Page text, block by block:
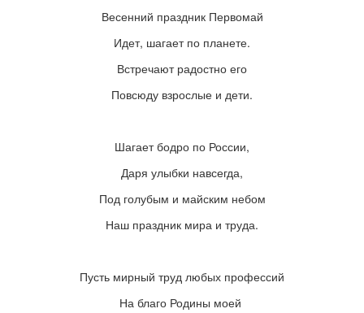
Весенний праздник Первомай
Идет, шагает по планете.
Встречают радостно его
Повсюду взрослые и дети.
Шагает бодро по России,
Даря улыбки навсегда,
Под голубым и майским небом
Наш праздник мира и труда.
Пусть мирный труд любых профессий
На благо Родины моей